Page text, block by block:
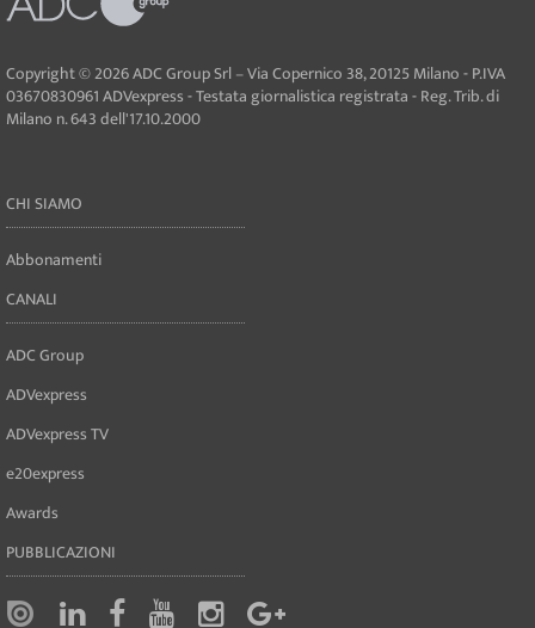
Copyright © 2026 ADC Group Srl – Via Copernico 38, 20125 Milano - P.IVA
03670830961 ADVexpress - Testata giornalistica registrata - Reg. Trib. di
Milano n. 643 dell'17.10.2000
CHI SIAMO
Abbonamenti
CANALI
ADC Group
ADVexpress
ADVexpress TV
e20express
Awards
PUBBLICAZIONI